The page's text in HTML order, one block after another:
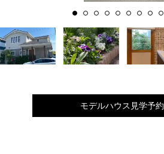
モデルハウス見学予約